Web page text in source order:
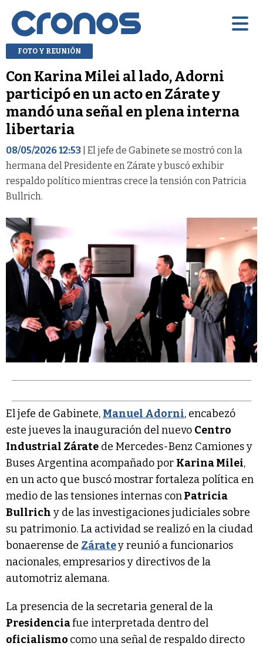
FOTO Y REUNIÓN
Con Karina Milei al lado, Adorni
participó en un acto en Zárate y
mandó una señal en plena interna
libertaria
08/05/2026 12:53 | El jefe de Gabinete se mostró con la
hermana del Presidente en Zárate y buscó exhibir
respaldo político mientras crece la tensión con Patricia
Bullrich.
El jefe de Gabinete, Manuel Adorni, encabezó
este jueves la inauguración del nuevo Centro
Industrial Zárate de Mercedes-Benz Camiones y
Buses Argentina acompañado por Karina Milei,
en un acto que buscó mostrar fortaleza política en
medio de las tensiones internas conPatricia
Bullrich y de las investigaciones judiciales sobre
su patrimonio. La actividad se realizó en la ciudad
bonaerense de Záratey reunió a funcionarios
nacionales, empresarios y directivos de la
automotriz alemana.
La presencia de la secretaria general de la
Presidenciafue interpretada dentro del
oficialismo como una señal de respaldo directo